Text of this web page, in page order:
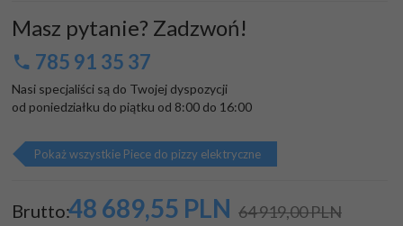
Masz pytanie? Zadzwoń!
785 91 35 37
Nasi specjaliści są do Twojej dyspozycji
od poniedziałku do piątku od 8:00 do 16:00
Pokaż wszystkie Piece do pizzy elektryczne
Brutto:48 689,55 PLN 64 919,00 PLN